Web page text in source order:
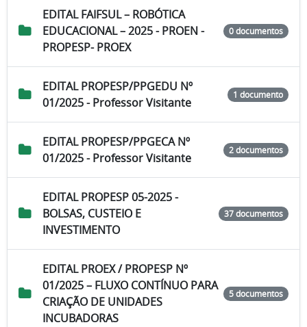
EDITAL FAIFSUL – ROBÓTICA
EDUCACIONAL – 2025 - PROEN -
PROPESP- PROEX
0 documentos
EDITAL PROPESP/PPGEDU Nº
01/2025 - Professor Visitante
1 documento
EDITAL PROPESP/PPGECA Nº
01/2025 - Professor Visitante
2 documentos
EDITAL PROPESP 05-2025 -
BOLSAS, CUSTEIO E
INVESTIMENTO
37 documentos
EDITAL PROEX / PROPESP Nº
01/2025 – FLUXO CONTÍNUO PARA
CRIAÇÃO DE UNIDADES
INCUBADORAS
5 documentos